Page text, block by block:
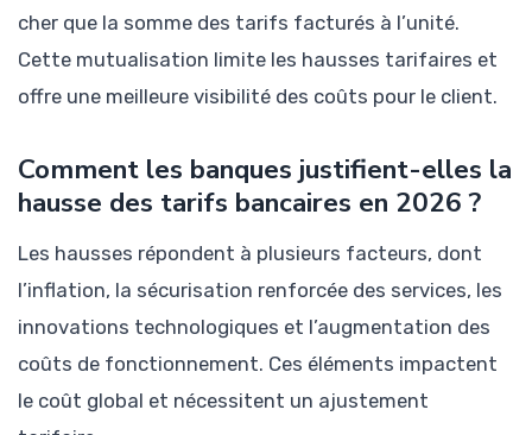
cher que la somme des tarifs facturés à l’unité.
Cette mutualisation limite les hausses tarifaires et
offre une meilleure visibilité des coûts pour le client.
Comment les banques justifient-elles la
hausse des tarifs bancaires en 2026 ?
Les hausses répondent à plusieurs facteurs, dont
l’inflation, la sécurisation renforcée des services, les
innovations technologiques et l’augmentation des
coûts de fonctionnement. Ces éléments impactent
le coût global et nécessitent un ajustement